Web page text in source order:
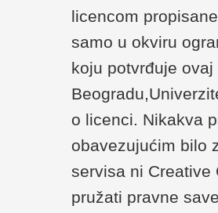
licencom
samo u okviru
koju potvrđuje
o licenci. Nikakva
obavezujućim bilo
servisa ni Creative
pružati pravne